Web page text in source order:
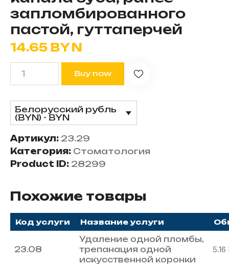
запломбированного
пастой, гуттаперчей
14.65 BYN
Buy now
Белорусский рубль
(BYN) - BYN
Артикул: 23.29
Категория: Стоматология
Product ID: 28299
Похожие товары
Код услуги Название услуги
23.08
Удаление одной пломбы,
трепанация одной
искусственной коронки
5.16